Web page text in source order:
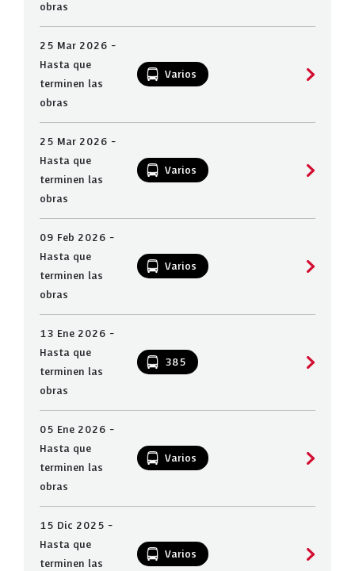
obras
25 Mar 2026 -
Hasta que
terminen las
obras
Varios
25 Mar 2026 -
Hasta que
terminen las
obras
Varios
09 Feb 2026 -
Hasta que
terminen las
obras
Varios
13 Ene 2026 -
Hasta que
terminen las
obras
385
05 Ene 2026 -
Hasta que
terminen las
obras
Varios
15 Dic 2025 -
Hasta que
terminen las
Varios